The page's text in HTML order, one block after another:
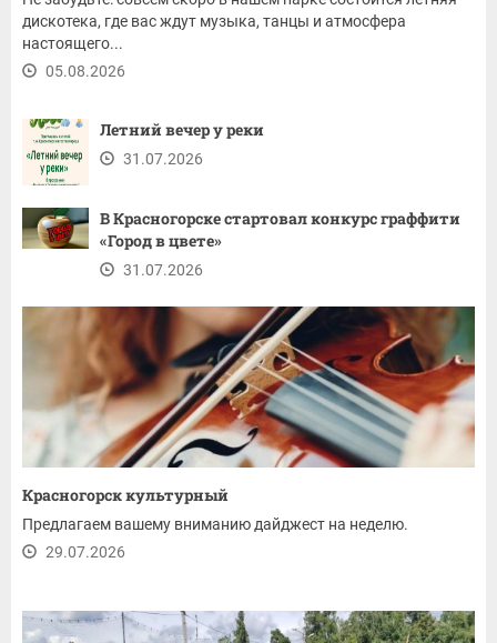
дискотека, где вас ждут музыка, танцы и атмосфера
настоящего...
05.08.2026
Летний вечер у реки
31.07.2026
В Красногорске стартовал конкурс граффити
«Город в цвете»
31.07.2026
Красногорск культурный
Предлагаем вашему вниманию дайджест на неделю.
29.07.2026